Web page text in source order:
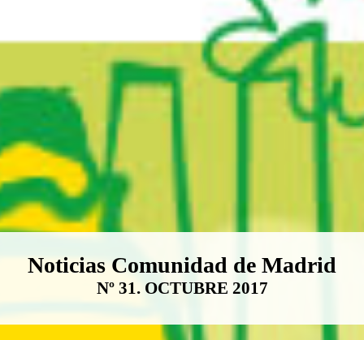
Boletín Noticias Comunidad de
Noticias Comunidad de Madrid
Nº 31. OCTUBRE 2017